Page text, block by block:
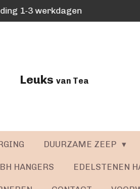
1-3 werkdagen
Leuks van Tea
DUURZAME ZEEP
BH HANGERS EDELSTENEN